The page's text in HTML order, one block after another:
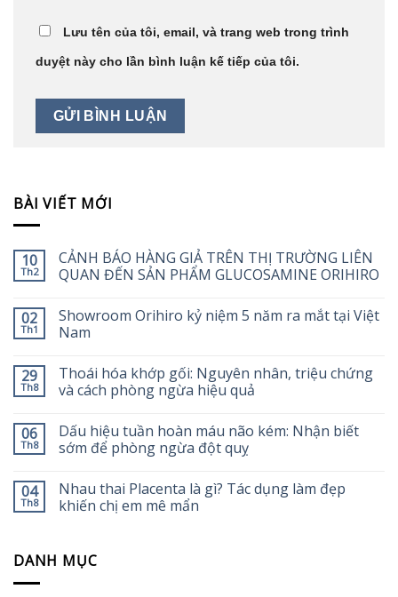
Lưu tên của tôi, email, và trang web trong trình
duyệt này cho lần bình luận kế tiếp của tôi.
BÀI VIẾT MỚI
10
Th2
CẢNH BÁO HÀNG GIẢ TRÊN THỊ TRƯỜNG LIÊN
QUAN ĐẾN SẢN PHẨM GLUCOSAMINE ORIHIRO
02
Th1
Showroom Orihiro kỷ niệm 5 năm ra mắt tại Việt
Nam
29
Th8
Thoái hóa khớp gối: Nguyên nhân, triệu chứng
và cách phòng ngừa hiệu quả
06
Th8
Dấu hiệu tuần hoàn máu não kém: Nhận biết
sớm để phòng ngừa đột quỵ
04
Th8
Nhau thai Placenta là gì? Tác dụng làm đẹp
khiến chị em mê mẩn
DANH MỤC